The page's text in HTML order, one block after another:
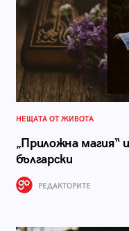
НЕЩАТА ОТ ЖИВОТА
„Приложна магия“
български
РЕДАКТОРИТЕ